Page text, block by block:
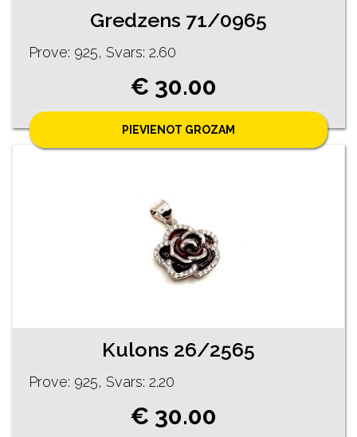
Gredzens 71/0965
Prove: 925, Svars: 2.60
€ 30.00
PIEVIENOT GROZAM
Kulons 26/2565
Prove: 925, Svars: 2.20
€ 30.00